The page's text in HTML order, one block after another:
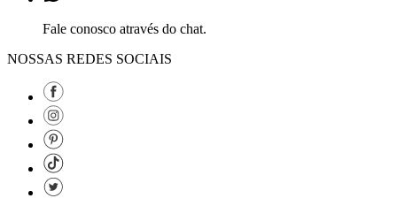
Fale conosco através do chat.
NOSSAS REDES SOCIAIS